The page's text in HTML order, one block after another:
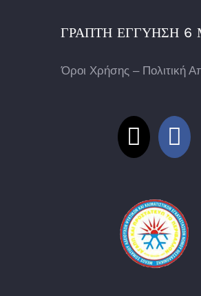
ΓΡΑΠΤΉ ΕΓΓΎΗΣΗ
Όροι Χρήσης – Πολιτική